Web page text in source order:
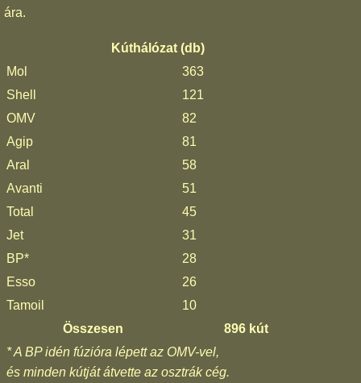
ára.
Kúthálózat (db)
Mol
363
Shell
121
OMV
82
Agip
81
Aral
58
Avanti
51
Total
45
Jet
31
BP*
28
Esso
26
Tamoil
10
Összesen
896 kút
* A BP idén fúzióra lépett az OMV-vel,
és minden kútját átvette az osztrák cég.